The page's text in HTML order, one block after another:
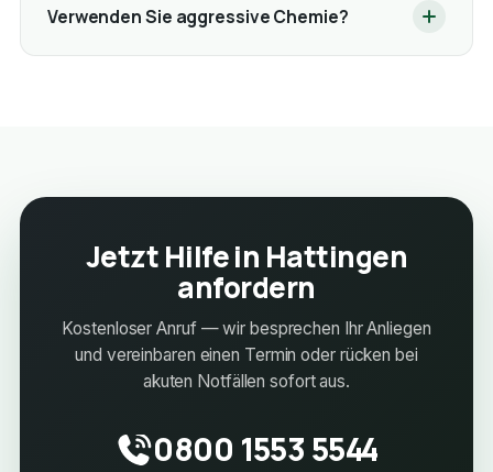
Verwenden Sie aggressive Chemie?
Jetzt Hilfe in Hattingen
anfordern
Kostenloser Anruf — wir besprechen Ihr Anliegen
und vereinbaren einen Termin oder rücken bei
akuten Notfällen sofort aus.
0800 1553 5544